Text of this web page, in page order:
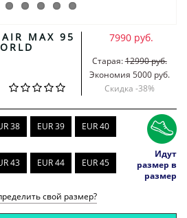
MAX 95 7990 руб.
Старая:12990 руб.
Экономия 5000 руб.
Скидка -38%
38 EUR 39 EUR 40
43 EUR 44 EUR 45
Идут
размер в
размер
свой размер?